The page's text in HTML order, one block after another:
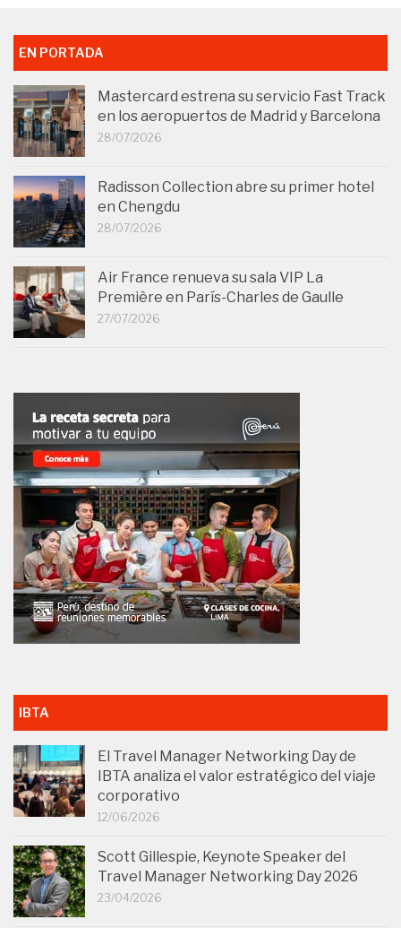
EN PORTADA
Mastercard estrena su servicio Fast Track
en los aeropuertos de Madrid y Barcelona
28/07/2026
Radisson Collection abre su primer hotel
en Chengdu
28/07/2026
Air France renueva su sala VIP La
Première en París-Charles de Gaulle
27/07/2026
IBTA
El Travel Manager Networking Day de
IBTA analiza el valor estratégico del viaje
corporativo
12/06/2026
Scott Gillespie, Keynote Speaker del
Travel Manager Networking Day 2026
23/04/2026